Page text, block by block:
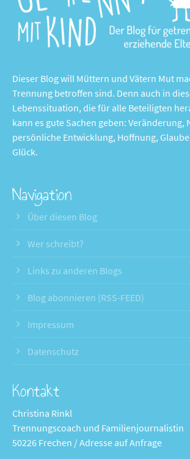
Dieser Blog will Müttern und Vätern Mut
Trennung betroffen sind. Denn auch in
Lebenssituation, die für alle Beteiligten
kann es gute Sachen geben: Veränderung,
persönliche Entwicklung, Hoffnung,
Glück.
Navigation
Über diesen Blog
Wer schreibt?
Links zu anderen Blogs
Blog abonnieren (RSS-FEED)
Impressum
Datenschutz
Kontakt
Christina Rinkl
Trennungscoach und Familienjournalistin
50226 Frechen / Adresse auf Anfrage